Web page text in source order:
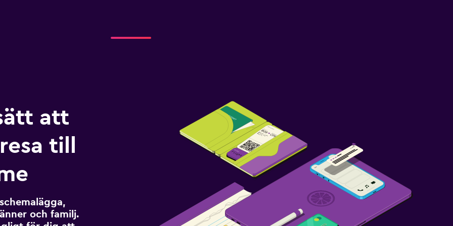
att
till
och familj.